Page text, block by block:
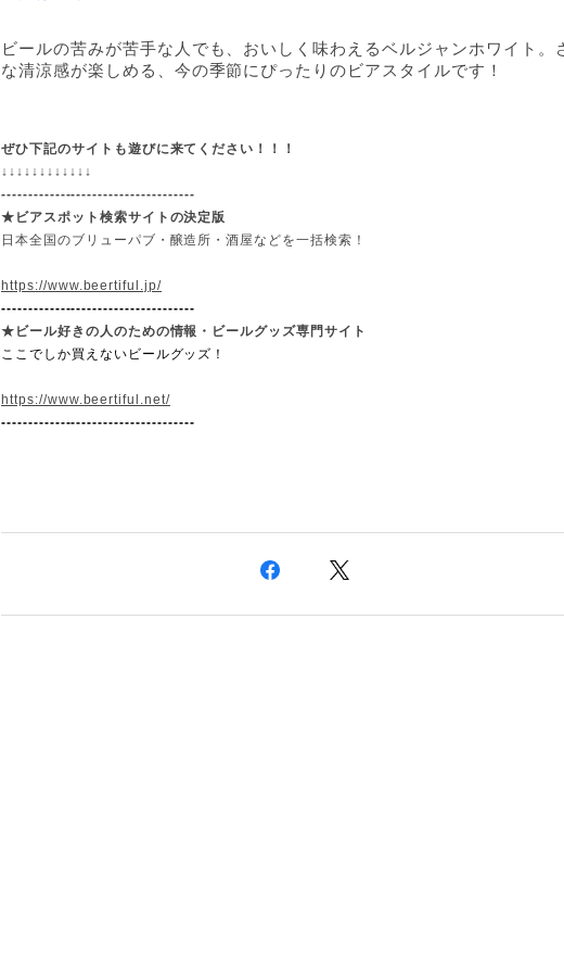
ビールの苦みが苦手な人でも、おいしく味わえるベルジャンホワイト。
な清涼感が楽しめる、今の季節にぴったりのビアスタイルです！
ぜひ下記のサイトも遊びに来てください！！！
↓ ↓ ↓ ↓ ↓ ↓ ↓ ↓ ↓ ↓ ↓ ↓
------------------------------------
★ビアスポット検索サイトの決定版
日本全国のブリューパブ・醸造所・酒屋などを一括検索！
https://www.beertiful.jp/
------------------------------------
★ ビール好きの人のための情報・ビールグッズ専門サイト
ここでしか買えないビールグッズ！
https://www.beertiful.net/
------------------------------------